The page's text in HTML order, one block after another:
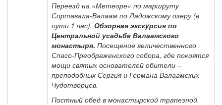
Переезд на «Метеоре» по маршруту
Сортавала-Валаам по Ладожскому озеру (в
пути 1 час). Обзорная экскурсия по
Центральной усадьбе Валаамского
монастыря. Посещение величественного
Спасо-Преображенского собора, где покоятся
мощи святых основателей обители –
преподобных Сергия и Германа Валаамских
Чудотворцев.
Постный обед в монастырской трапезной.